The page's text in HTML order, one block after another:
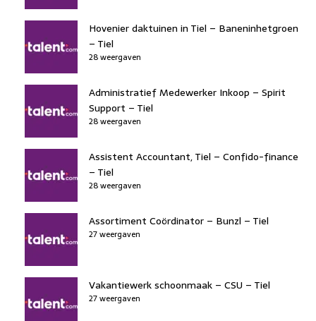
Hovenier daktuinen in Tiel – Baneninhetgroen
– Tiel
28 weergaven
Administratief Medewerker Inkoop – Spirit
Support – Tiel
28 weergaven
Assistent Accountant, Tiel – Confido-finance
– Tiel
28 weergaven
Assortiment Coördinator – Bunzl – Tiel
27 weergaven
Vakantiewerk schoonmaak – CSU – Tiel
27 weergaven